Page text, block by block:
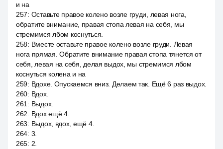
и на
257: Оставьте правое колено возле груди, левая нога,
обратите внимание, правая стопа левая на себя, мы
стремимся лбом коснуться.
258: Вместе оставьте правое колено возле груди. Левая
нога прямая. Обратите внимание правая стопа тянется от
себя, левая на себя, делая выдох, мы стремимся лбом
коснуться колена и на
259: Вдохе. Опускаемся вниз. Делаем так. Ещё 6 раз выдох.
260: Вдох.
261 : Выдох.
262: Вдох ещё 4.
263: Выдох, вдох, ещё 4.
264: 3.
265: 2.